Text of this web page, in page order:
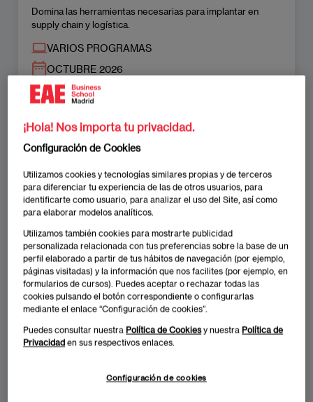
Domina las herramientas necesarias para implantar en
supply chain y logística.
VARIOS PROGRAMAS
OCTUBRE 2026
Masters en Project Management
SUPPLY CHAIN MANAGEMENT
la acreditación PMP.
¡Hola! Nos importa tu privacidad.
Configuración de Cookies
Utilizamos cookies y tecnologías similares propias y de terceros
para diferenciar tu experiencia de las de otros usuarios, para
identificarte como usuario, para analizar el uso del Site, así como
para elaborar modelos analíticos.
Utilizamos también cookies para mostrarte publicidad
personalizada relacionada con tus preferencias sobre la base de un
perfil elaborado a partir de tus hábitos de navegación (por ejemplo,
páginas visitadas) y la información que nos facilites (por ejemplo, en
formularios de cursos). Puedes aceptar o rechazar todas las
cookies pulsando el botón correspondiente o configurarlas
mediante el enlace “Configuración de cookies”.
Puedes consultar nuestra Política de Cookiesy nuestra Política de
Privacidad en sus respectivos enlaces.
Configuración de cookies